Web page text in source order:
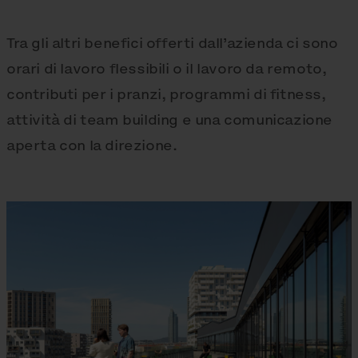
Tra gli altri benefici offerti dall’azienda ci sono
orari di lavoro flessibili o il lavoro da remoto,
contributi per i pranzi, programmi di fitness,
attività di team building e una comunicazione
aperta con la direzione.